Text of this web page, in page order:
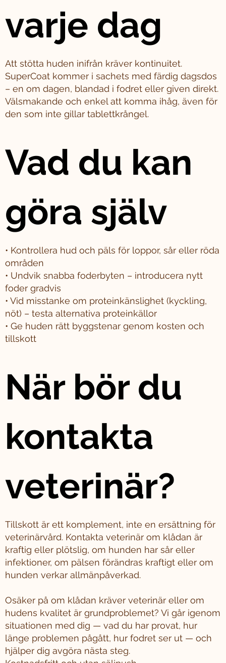
varje dag
Att stötta huden inifrån kräver kontinuitet.
SuperCoat kommer i sachets med färdig dagsdos
– en om dagen, blandad i fodret eller given direkt.
Välsmakande och enkel att komma ihåg, även för
den som inte gillar tablettkrångel.
Vad du kan
göra själv
• Kontrollera hud och päls för loppor, sår eller röda
områden
• Undvik snabba foderbyten – introducera nytt
foder gradvis
• Vid misstanke om proteinkänslighet (kyckling,
nöt) – testa alternativa proteinkällor
• Ge huden rätt byggstenar genom kosten och
tillskott
När bör du
kontakta
veterinär?
Tillskott är ett komplement, inte en ersättning för
veterinärvård. Kontakta veterinär om klådan är
kraftig eller plötslig, om hunden har sår eller
infektioner, om pälsen förändras kraftigt eller om
hunden verkar allmänpåverkad.
Osäker på om klådan kräver veterinär eller om
hudens kvalitet är grundproblemet? Vi går igenom
situationen med dig — vad du har provat, hur
länge problemen pågått, hur fodret ser ut — och
hjälper dig avgöra nästa steg.